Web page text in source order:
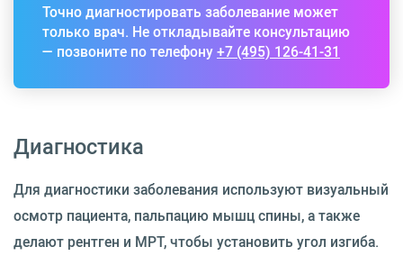
Точно диагностировать заболевание может
только врач. Не откладывайте консультацию
— позвоните по телефону+7 (495) 126-41-31
Диагностика
Для диагностики заболевания используют визуальный
осмотр пациента, пальпацию мышц спины, а также
делают рентген и МРТ, чтобы установить угол изгиба.